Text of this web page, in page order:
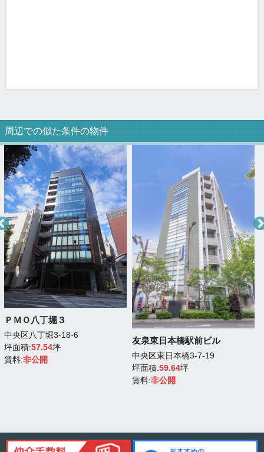
周辺での似た条件の物件
ＰＭＯ八丁堀３
中央区八丁堀3-18-6
坪面積:57.54坪
賃料:非公開
友泉東日本橋駅前ビル
中央区東日本橋3-7-19
坪面積:59.64坪
賃料:非公開